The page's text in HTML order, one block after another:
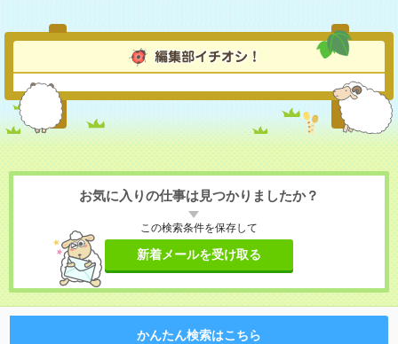
お気に入りの仕事は見つかりましたか？
この検索条件を保存して
新着メールを受け取る
かんたん検索はこちら